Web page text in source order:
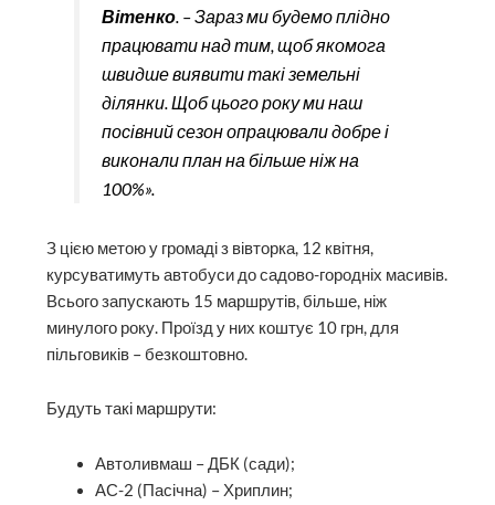
Вітенко. – Зараз ми будемо плідно
працювати над тим, щоб якомога
швидше виявити такі земельні
ділянки. Щоб цього року ми наш
посівний сезон опрацювали добре і
виконали план на більше ніж на
100%».
З цією метою у громаді з вівторка, 12 квітня,
курсуватимуть автобуси до садово-городніх масивів.
Всього запускають 15 маршрутів, більше, ніж
минулого року. Проїзд у них коштує 10 грн, для
пільговиків – безкоштовно.
Будуть такі маршрути:
Автоливмаш – ДБК (сади);
АС-2 (Пасічна) – Хриплин;